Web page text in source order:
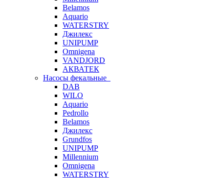
Belamos
Aquario
WATERSTRY
Джилекс
UNIPUMP
Omnigena
VANDJORD
АКВАТЕК
Насосы фекальные
DAB
WILO
Aquario
Pedrollo
Belamos
Джилекс
Grundfos
UNIPUMP
Millennium
Omnigena
WATERSTRY